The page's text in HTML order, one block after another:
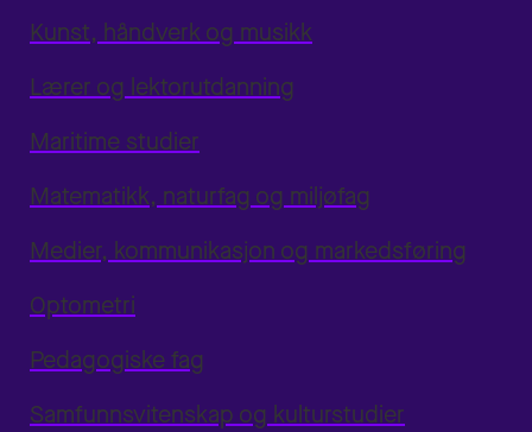
Kunst, håndverk og musikk
Lærer og lektorutdanning
Maritime studier
Matematikk, naturfag og miljøfag
Medier, kommunikasjon og markedsføring
Optometri
Pedagogiske fag
Samfunnsvitenskap og kulturstudier